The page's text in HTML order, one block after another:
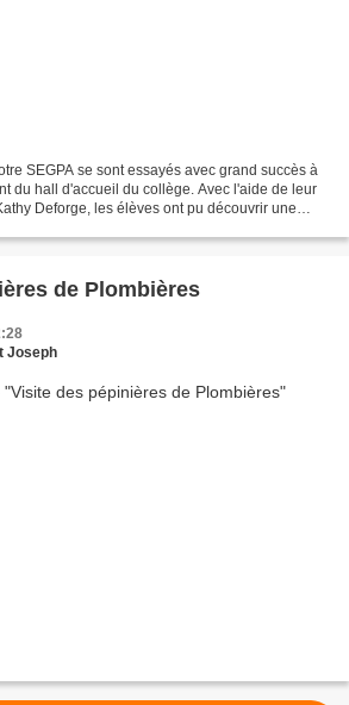
SEGPA se sont essayés avec grand succès à
du hall d'accueil du collège. Avec l'aide de leur
Deforge, les élèves ont pu découvrir une
de Plombières
Joseph